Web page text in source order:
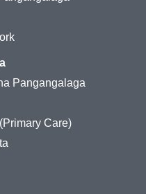
Pangangalaga
Care)